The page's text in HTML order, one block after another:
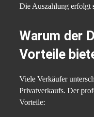
Die Auszahlung erfolgt
Warum der
Vorteile
Viele Verkäufer
Privatverkaufs. Der
Vorteile: